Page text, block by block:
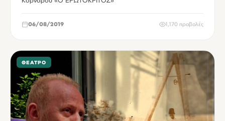
06/08/2019 1,170 προβολές
ΘΈΑΤΡΟ